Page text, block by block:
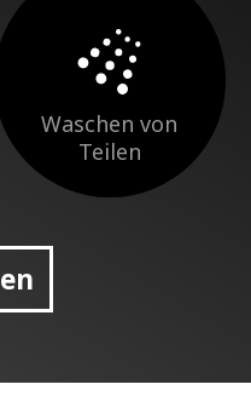
Waschen von
Teilen